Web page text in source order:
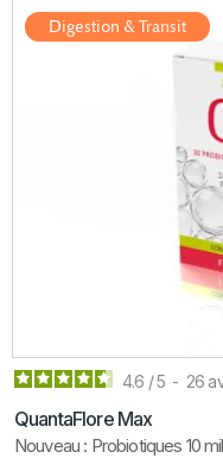
Digestion & Transit
4.6 /5 - 26
QuantaFlore Max
Nouveau : Probiotiques 10